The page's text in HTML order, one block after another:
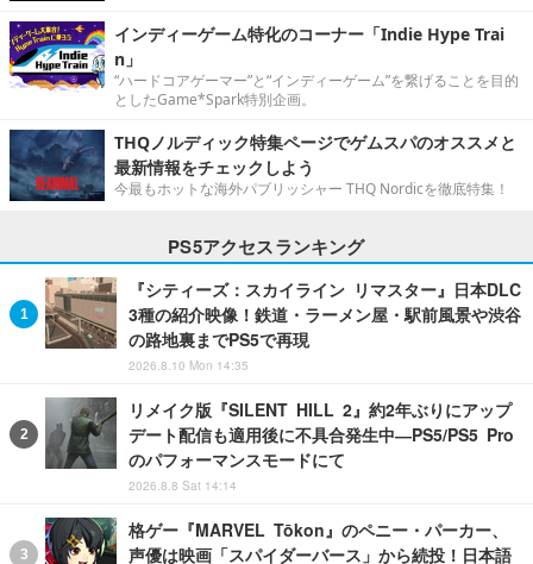
インディーゲーム特化のコーナー「Indie Hype Trai
n」
“ハードコアゲーマー”と“インディーゲーム”を繋げることを目的
としたGame*Spark特別企画。
THQノルディック特集ページでゲムスパのオススメと
最新情報をチェックしよう
今最もホットな海外パブリッシャー THQ Nordicを徹底特集！
PS5アクセスランキング
『シティーズ：スカイライン リマスター』日本DLC
3種の紹介映像！鉄道・ラーメン屋・駅前風景や渋谷
の路地裏までPS5で再現
2026.8.10 Mon 14:35
リメイク版『SILENT HILL 2』約2年ぶりにアップ
デート配信も適用後に不具合発生中―PS5/PS5 Pro
のパフォーマンスモードにて
2026.8.8 Sat 14:14
格ゲー『MARVEL Tōkon』のペニー・パーカー、
声優は映画「スパイダーバース」から続投！日本語